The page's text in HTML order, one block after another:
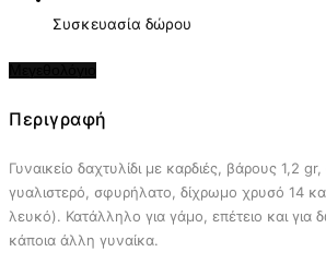
Συσκευασία δώρου
Περιγραφή
Γυναικείο δαχτυλίδι με καρδιές, βάρους 1,2
γυαλιστερό, σφυρήλατο, δίχρωμο χρυσό 14
λευκό). Κατάλληλο για γάμο, επέτειο και
κάποια άλλη γυναίκα.